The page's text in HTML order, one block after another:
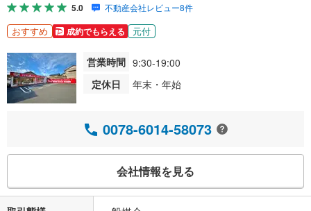
5.0 不動産会社レビュー8件
おすすめ 成約でもらえる 元付
営業時間 9:30-19:00
定休日
年末・年始
0078-6014-58073
会社情報を見る